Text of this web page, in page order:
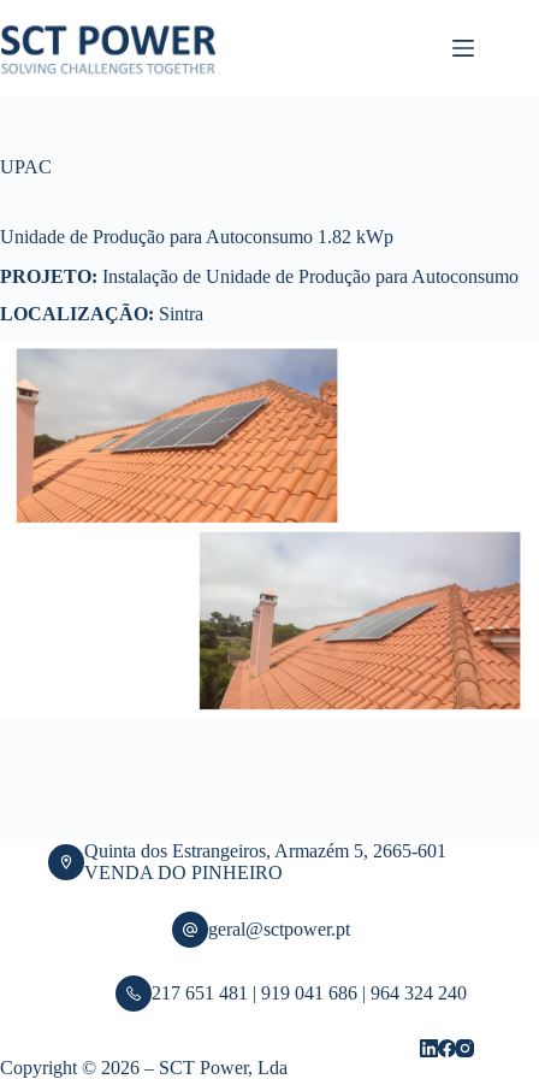
para
o
conteúdo
UPAC
Unidade de Produção para Autoconsumo 1.82 kWp
PROJETO: Instalação de Unidade de Produção para Autoconsumo
LOCALIZAÇÃO: Sintra
Quinta dos Estrangeiros, Armazém 5, 2665-601
VENDA DO PINHEIRO
geral@sctpower.pt
217 651 481 | 919 041 686 | 964 324 240
Copyright © 2026 – SCT Power, Lda